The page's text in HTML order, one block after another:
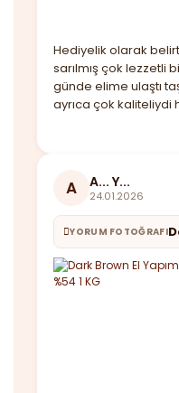
Hediyelik olarak
sarılmış çok lezzetli
günde elime ulaştı
ayrıca çok
A A... Y...
24.01.2026
YORUM FOTOĞRAFI